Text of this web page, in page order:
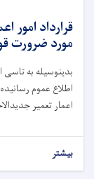
قرارداد
مورد ضرورت
اطلاع عموم
اعمار تعمیر
بیشتر